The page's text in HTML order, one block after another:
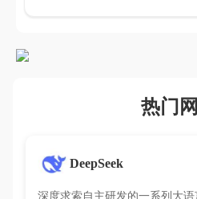
热门
DeepSeek
深度求索自主研发的一系列大语